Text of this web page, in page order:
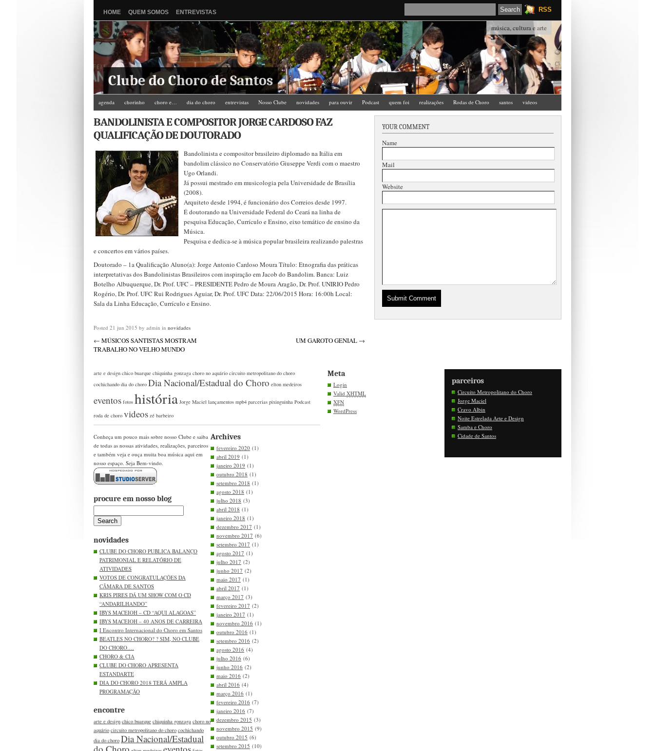
HOME QUEM SOMOS ENTREVISTAS RSS
Clube do Choro de Santos
música, cultura e arte
agenda chorinho choro e… dia do choro entrevistas Nosso Clube novidades para ouvir Podcast quem foi realizações Rodas de Choro santos
videos
Zé do Camarim
BANDOLINISTA E COMPOSITOR JORGE CARDOSO FAZ
QUALIFICAÇÃO DE DOUTORADO
Bandolinista e compositor brasileiro diplomado na Itália em
bandolim clássico no Conservatório Giuseppe Verdi com o maestro
Ugo Orlandi.
Já possui mestrado em musicologia pela Universidade de Brasília
(2008).
Arquiteto desde 1994, é funcionário dos Correios desde 1997.
É doutorando na Universidade Federal do Ceará na linha de
pesquisa Educação, Currículo e Ensino, eixo temático de ensino da
Música.
Pesquisa e dedica-se à música popular brasileira realizando palestras
e concertos em vários países.
Doutorado – 1a Qualificação Aluno(a): Jorge Antonio Cardoso Moura Título: Etnografia das práticas
interpretativas dos Bandolinistas Brasileiros com inspiração em Jacob do Bandolim. Banca: Luiz
Botelho Albuquerque, Dr. Prof. UFC – PRESIDENTE Pedro de Moura Aragão, Dr. Prof. UNIRIO Pedro
Rogério, Dr. Prof. UFC Rui Rodrigues Aguiar, Dr. Prof. UFC Data: 22/06/2015 Hora: 16:00h Local:
Sala da Linha Educação, Currículo e Ensino.
Posted 21 jun 2015 by admin in novidades
← MÚSICOS SANTISTAS MOSTRAM
TRABALHO NO VELHO MUNDO
UM GAROTO GENIAL→
YOUR COMMENT
Name
Mail
Website
arte e design chico buarque chiquinha gonzaga choro no aquário circuito metropolitano do choro
cochichando dia do choro Dia Nacional/Estadual do Choro elton medeiros
eventos fotos história Jorge Maciel lançamentos mpb4 parcerias pixinguinha Podcast
roda de choro videos zé barbeiro
Conheça um pouco mais sobre nosso Clube e saiba
de todas as nossas atividades, realizações, parceiros
e também veja e ouça muita boa música aqui em
nosso espaço. Seja Bem-vindo.
procure em nosso blog
novidades
CLUBE DO CHORO PUBLICA BALANÇO
PATRIMONIAL E RELATÓRIO DE
ATIVIDADES
VOTOS DE CONGRATULAÇÕES DA
CÂMARA DE SANTOS
KRIS PIRES DÁ UM SHOW COM O CD
“ANDARILHANDO”
IBYS MACEIOH – CD “AQUI ALAGOAS”
IBYS MACEIOH – 40 ANOS DE CARREIRA
I Encontro Internacional do Choro em Santos
BEATLES NO CHORO? ? SIM, NO CLUBE
DO CHORO….
CHORO & CIA
CLUBE DO CHORO APRESENTA
ESTANDARTE
DIA DO CHORO 2018 TERÁ AMPLA
PROGRAMAÇÃO
encontre
arte e design chico buarque chiquinha gonzaga choro no
aquário circuito metropolitano do choro cochichando
dia do choro Dia Nacional/Estadual
Archives
fevereiro 2020 (1)
abril 2019 (1)
janeiro 2019 (1)
outubro 2018 (1)
setembro 2018 (1)
agosto 2018 (1)
julho 2018 (3)
abril 2018 (1)
janeiro 2018 (1)
dezembro 2017 (1)
novembro 2017 (6)
setembro 2017 (1)
agosto 2017 (1)
julho 2017 (2)
junho 2017 (2)
maio 2017 (1)
abril 2017 (1)
março 2017 (3)
fevereiro 2017 (2)
janeiro 2017 (1)
novembro 2016 (1)
outubro 2016 (1)
setembro 2016 (2)
agosto 2016 (4)
julho 2016 (6)
junho 2016 (2)
maio 2016 (2)
abril 2016 (4)
março 2016 (1)
fevereiro 2016 (7)
janeiro 2016 (7)
dezembro 2015 (3)
novembro 2015 (9)
outubro 2015 (6)
setembro 2015 (10)
Meta
Login
Valid XHTML
XFN
WordPress
parceiros
Circuito Metropolitano do Choro
Jorge Maciel
Cravo Albin
Noite Estrelada Arte e Design
Samba e Choro
Cidade de Santos